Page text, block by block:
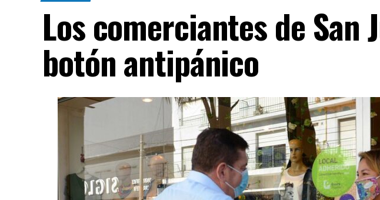
Los comerciantes de San
botón antipánico